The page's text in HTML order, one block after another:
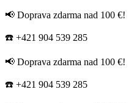
📢 Doprava zdarma nad 100 €!
☎️ +421 904 539 285
📢 Doprava zdarma nad 100 €!
☎️ +421 904 539 285